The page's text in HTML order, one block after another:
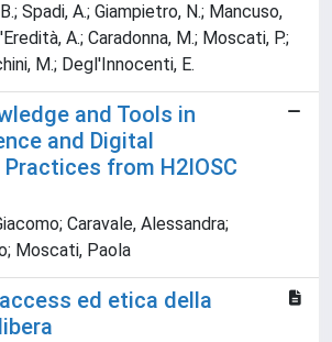
Spadi, A.; Giampietro, N.; Mancuso,
A.; Caradonna, M.; Moscati, P.;
M.; Degl'Innocenti, E.
and Tools in
and Digital
from H2IOSC
Caravale, Alessandra;
Moscati, Paola
ed etica della